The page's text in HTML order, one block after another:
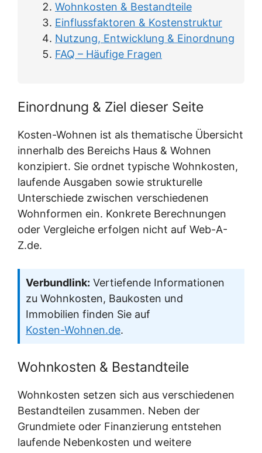
Wohnkosten & Bestandteile
Einflussfaktoren & Kostenstruktur
Nutzung, Entwicklung & Einordnung
FAQ – Häufige Fragen
Einordnung & Ziel dieser Seite
Kosten-Wohnen ist als thematische Übersicht
innerhalb des Bereichs Haus & Wohnen
konzipiert. Sie ordnet typische Wohnkosten,
laufende Ausgaben sowie strukturelle
Unterschiede zwischen verschiedenen
Wohnformen ein. Konkrete Berechnungen
oder Vergleiche erfolgen nicht auf Web-A-
Z.de.
Verbundlink: Vertiefende Informationen
zu Wohnkosten, Baukosten und
Immobilien finden Sie auf
Kosten-Wohnen.de.
Wohnkosten & Bestandteile
Wohnkosten setzen sich aus verschiedenen
Bestandteilen zusammen. Neben der
Grundmiete oder Finanzierung entstehen
laufende Nebenkosten und weitere